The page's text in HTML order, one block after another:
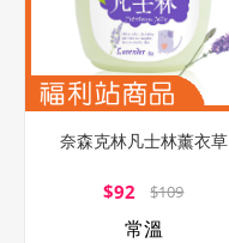
奈森克林凡士林薰衣草
$92 $109
常溫